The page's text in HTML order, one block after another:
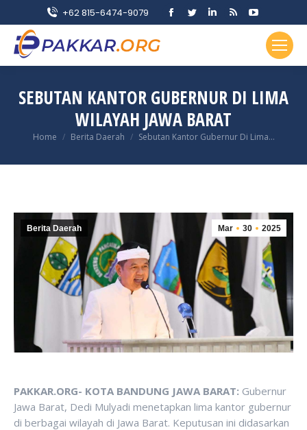
+62 815-6474-9079
Facebook
in
window
Twitter
in
window
Linkedin
in
window
Rss
opens
in
window
YouTube
page
opens
in
window
SEBUTAN KANTOR GUBERNUR DI LIMA
WILAYAH JAWA BARAT
You are here:
Home Berita Daerah Sebutan Kantor Gubernur Di Lima…
Mar 30 2025
Berita Daerah
PAKKAR.ORG- KOTA BANDUNG JAWA BARAT: Gubernur
Jawa Barat, Dedi Mulyadi menetapkan lima kantor gubernur
di berbagai wilayah di Jawa Barat. Keputusan ini didasarkan